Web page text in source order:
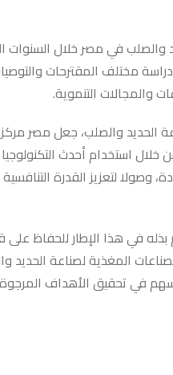
والصلب في مصر خلال السنوات
مختلف المقترحات
والمجالات التنموية.
الحديد والصلب، جعل مصر
استخدام أحدث
لتعزيز القدرة التنافسية
في هذا الإطار للحفاظ على
المغذية لصناعة الحديد
في تحقيق الأهداف